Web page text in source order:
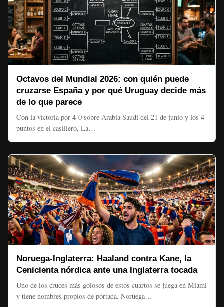
Octavos del Mundial 2026: con quién puede
cruzarse España y por qué Uruguay decide más
de lo que parece
Con la victoria por 4-0 sobre Arabia Saudí del 21 de junio y los 4
puntos en el casillero, La…
Noruega-Inglaterra: Haaland contra Kane, la
Cenicienta nórdica ante una Inglaterra tocada
Uno de los cruces más golosos de estos cuartos se juega en Miami
y tiene nombres propios de portada. Noruega…